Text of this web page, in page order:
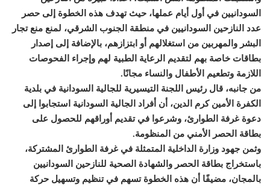
السودانيين في أول أيام عملها، حيث تهدف هذه الخطوة إلى حصر
عدد النازحين السودانيين في منطقة الجنوب الشرقي، لمنع منع تجار
البشر والمهربين من استغلالهم أو ابتزازهم، بالإضافة إلى إصدار
بطاقات خاصة بهم لتقديم الرعاية الطبية لهم وإجراء الفحوصات
اللازمة وتطعيم الأطفال والنساء مجانًا.
من جانبه، قال رئيس اللجنة التيسيرية للجالية السودانية في بلدية
الكفرة الأمين كرم الدين، أن أفراد الجالية السودانية استجابوا إلى
دعوة غرفة الطوارئ، وشرعوا في تقديم أوراقهم للحصول على
بطاقة الحصر الأمني من المنظومة.
وثمن جهود وزارة الداخلية المتمثلة في غرفة الطوارئ المشتركة،
باستخراج بطاقة الحصر والشهادة الصحية للنازحين السودانيين
بالمجان، مضيفًا أن هذه الخطوة تسهم في تنظيم وتسهيل حركة